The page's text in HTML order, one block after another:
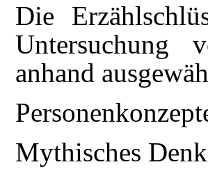
Die
Untersuchung
anhand
Mythisches